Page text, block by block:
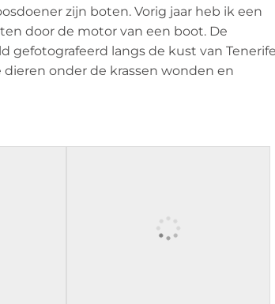
zijn boten. Vorig jaar heb ik een
door de motor van een boot. De
gefotografeerd langs de kust van
onder de krassen wonden en